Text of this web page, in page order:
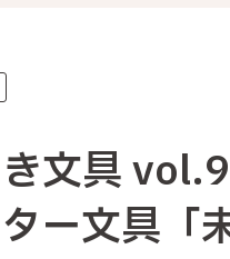
文具
ー文具「